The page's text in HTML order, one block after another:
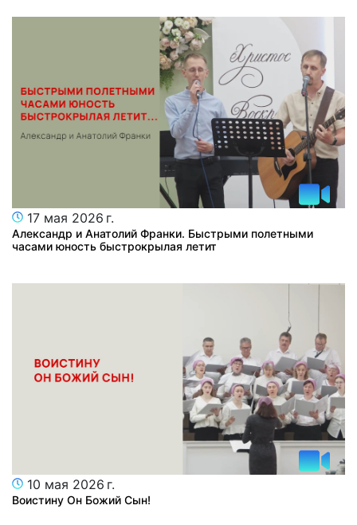
17 мая 2026 г.
Александр и Анатолий Франки. Быстрыми полетными
часами юность быстрокрылая летит
10 мая 2026 г.
Воистину Он Божий Сын!